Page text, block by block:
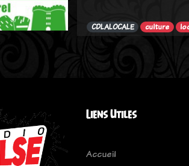
CDLALOCALE culture
Liens Utiles
Accueil